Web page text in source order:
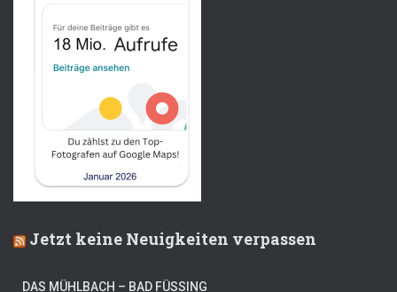
Jetzt keine Neuigkeiten verpassen
DAS MÜHLBACH – BAD FÜSSING